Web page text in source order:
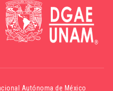
Autónoma de México